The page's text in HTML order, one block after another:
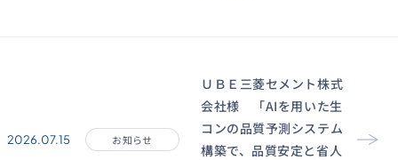
2026.07.15 お知らせ
ＵＢＥ三菱セメント株式
会社様 「AIを用いた生
コンの品質予測システム
構築で、品質安定と省人